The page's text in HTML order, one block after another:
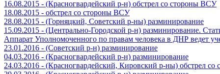
16.08.2015 - (Красногвардейский р-н) обстрел со стороны ВСУ
18.08.2015 - обстрел со стороны ВСУ
28.08.2015 - (Горняцкий, Советский р-ны) разминирование
15.09.2015 - (Центрально-Городской р-н) разминирование.
Аппарат Уполномоченного по правам человека в ДНР ведет
23.01.2016 - (Советский р-н) разминирование
04.03.2016 - (Красногвардейский р-н) разминирование
24.03.2016 - (Красногвардейский, Кировский р-ны) обстрел